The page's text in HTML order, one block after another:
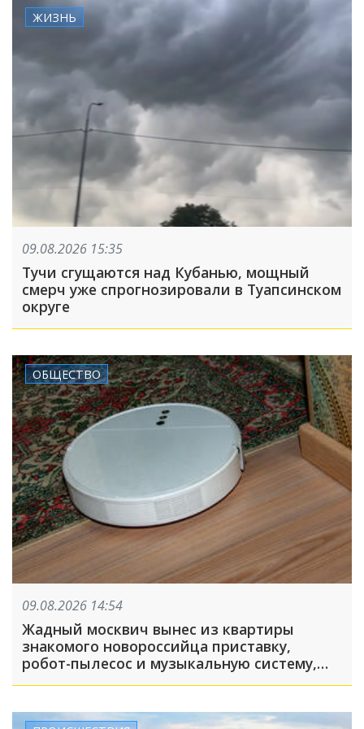
ЖИЗНЬ
09.08.2026 15:35
Тучи сгущаются над Кубанью, мощный
смерч уже спрогнозировали в Туапсинском
округе
ОБЩЕСТВО
09.08.2026 14:54
Жадный москвич вынес из квартиры
знакомого новороссийца приставку,
робот-пылесос и музыкальную систему,
пока его подельник отвлекал хозяина